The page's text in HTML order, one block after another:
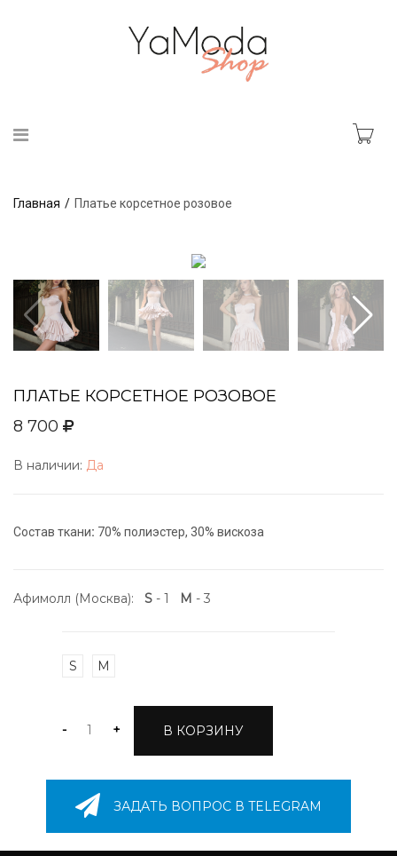
Главная Платье корсетное розовое
ПЛАТЬЕ КОРСЕТНОЕ РОЗОВОЕ
8 700
В наличии: Да
Состав ткани: 70% полиэстер, 30% вискоза
Афимолл (Москва): S - 1 M - 3
S M
- + В КОРЗИНУ
ЗАДАТЬ ВОПРОС В TELEGRAM